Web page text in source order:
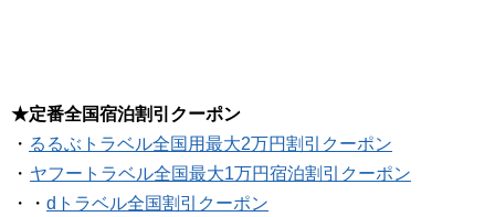
★定番全国宿泊割引クーポン
・ るるぶトラベル全国用最大2万円割引クーポン
・ ヤフートラベル全国最大1万円宿泊割引クーポン
・・ dトラベル全国割引クーポン